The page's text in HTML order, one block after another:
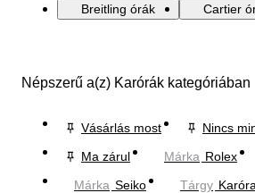
Breitling órák Cartier
Népszerű a(z) Karórák kategóriában
Vásárlás most
Nincs
Ma zárul
Márka Rolex
Márka Seiko Tárgy Karóra